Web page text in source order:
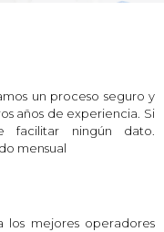
un proceso seguro y
años de experiencia. Si
ningún dato.
mensual
los mejores operadores